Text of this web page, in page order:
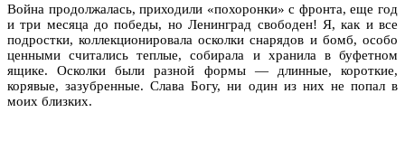
Война продолжалась, приходили «похоронки» с фронта, еще год
и три месяца до победы, но Ленинград свободен! Я, как и все
подростки, коллекционировала осколки снарядов и бомб, особо
ценными считались теплые, собирала и хранила в буфетном
ящике. Осколки были разной формы — длинные, короткие,
корявые, зазубренные. Слава Богу, ни один из них не попал в
моих близких.